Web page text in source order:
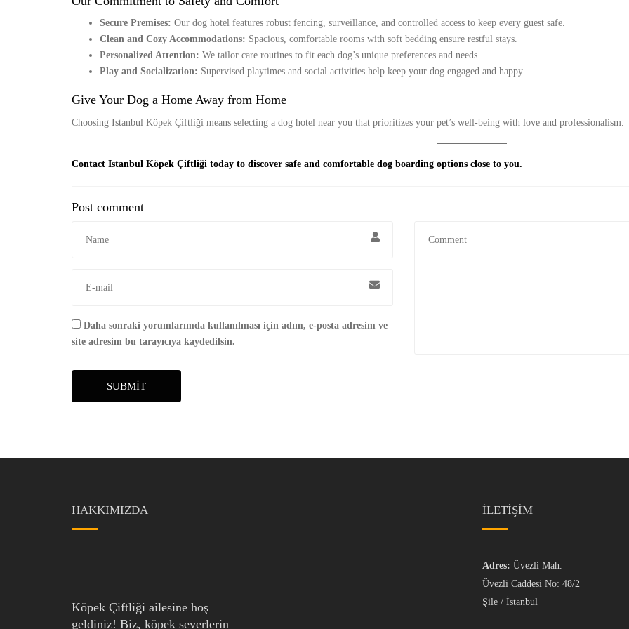
Secure Premises: Our dog hotel features robust fencing, surveillance, and controlled access to keep every guest safe.
Clean and Cozy Accommodations: Spacious, comfortable rooms with soft bedding ensure restful stays.
Personalized Attention: We tailor care routines to fit each dog’s unique preferences and needs.
Play and Socialization: Supervised playtimes and social activities help keep your dog engaged and happy.
Give Your Dog a Home Away from Home
Choosing Istanbul Köpek Çiftliği means selecting a dog hotel near you that prioritizes your pet’s well-being with love and professionalism.
Contact Istanbul Köpek Çiftliği today to discover safe and comfortable dog boarding options close to you.
Post comment
Daha sonraki yorumlarımda kullanılması için adım, e-posta adresim ve
site adresim bu tarayıcıya kaydedilsin.
SUBMIT
HAKKIMIZDA
Köpek Çiftliği ailesine hoş
geldiniz! Biz, köpek severlerin
İLETİŞİM
Adres: Üvezli Mah.
Üvezli Caddesi No: 48/2
Şile / İstanbul